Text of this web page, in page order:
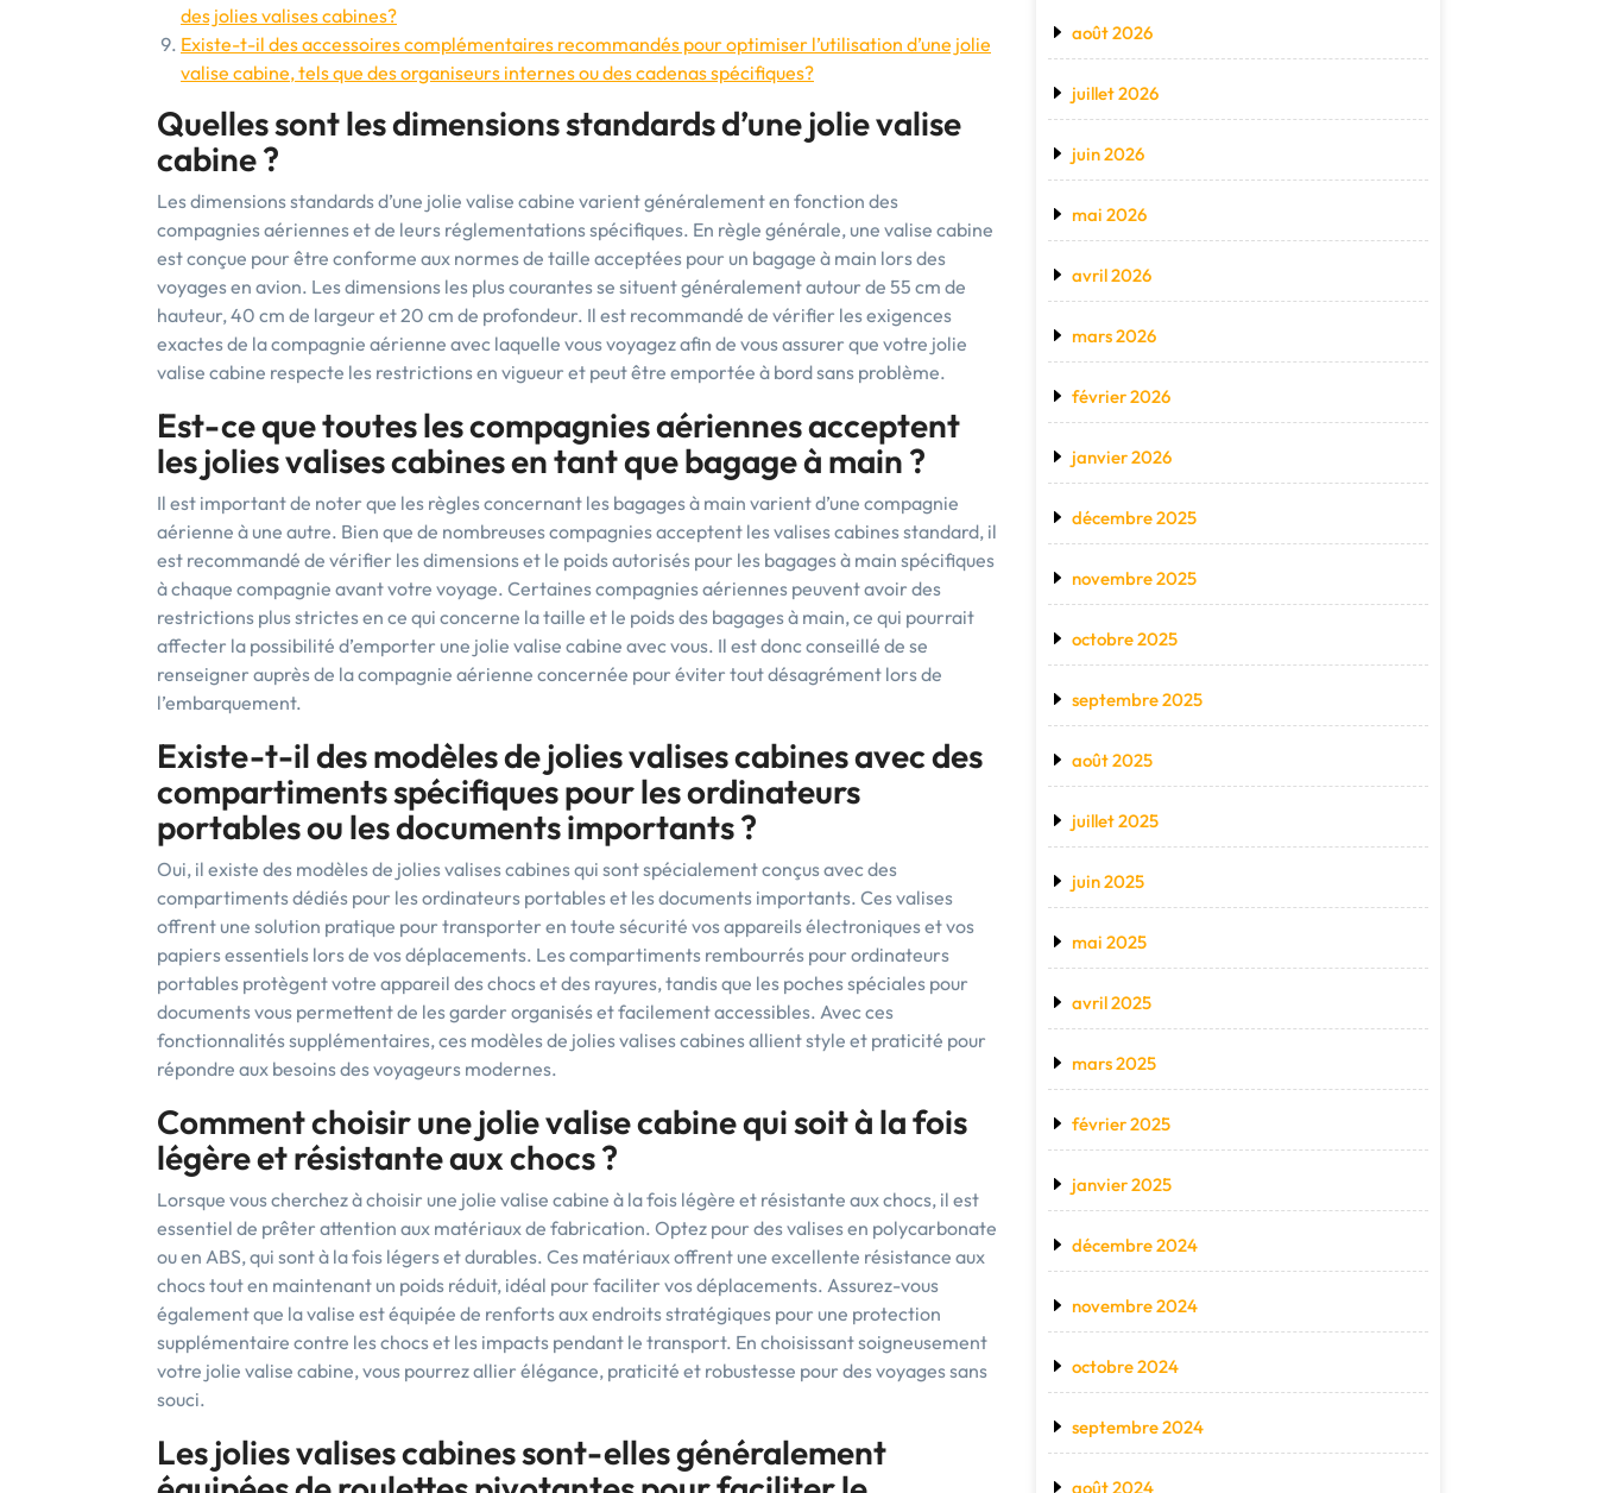
des jolies valises cabines?
Existe-t-il des accessoires complémentaires recommandés pour optimiser l’utilisation d’une jolie
valise cabine, tels que des organiseurs internes ou des cadenas spécifiques?
Quelles sont les dimensions standards d’une jolie valise
cabine ?
Les dimensions standards d’une jolie valise cabine varient généralement en fonction des
compagnies aériennes et de leurs réglementations spécifiques. En règle générale, une valise cabine
est conçue pour être conforme aux normes de taille acceptées pour un bagage à main lors des
voyages en avion. Les dimensions les plus courantes se situent généralement autour de 55 cm de
hauteur, 40 cm de largeur et 20 cm de profondeur. Il est recommandé de vérifier les exigences
exactes de la compagnie aérienne avec laquelle vous voyagez afin de vous assurer que votre jolie
valise cabine respecte les restrictions en vigueur et peut être emportée à bord sans problème.
Est-ce que toutes les compagnies aériennes acceptent
les jolies valises cabines en tant que bagage à main ?
Il est important de noter que les règles concernant les bagages à main varient d’une compagnie
aérienne à une autre. Bien que de nombreuses compagnies acceptent les valises cabines standard, il
est recommandé de vérifier les dimensions et le poids autorisés pour les bagages à main spécifiques
à chaque compagnie avant votre voyage. Certaines compagnies aériennes peuvent avoir des
restrictions plus strictes en ce qui concerne la taille et le poids des bagages à main, ce qui pourrait
affecter la possibilité d’emporter une jolie valise cabine avec vous. Il est donc conseillé de se
renseigner auprès de la compagnie aérienne concernée pour éviter tout désagrément lors de
l’embarquement.
Existe-t-il des modèles de jolies valises cabines avec des
compartiments spécifiques pour les ordinateurs
portables ou les documents importants ?
Oui, il existe des modèles de jolies valises cabines qui sont spécialement conçus avec des
compartiments dédiés pour les ordinateurs portables et les documents importants. Ces valises
offrent une solution pratique pour transporter en toute sécurité vos appareils électroniques et vos
papiers essentiels lors de vos déplacements. Les compartiments rembourrés pour ordinateurs
portables protègent votre appareil des chocs et des rayures, tandis que les poches spéciales pour
documents vous permettent de les garder organisés et facilement accessibles. Avec ces
fonctionnalités supplémentaires, ces modèles de jolies valises cabines allient style et praticité pour
répondre aux besoins des voyageurs modernes.
Comment choisir une jolie valise cabine qui soit à la fois
légère et résistante aux chocs ?
Lorsque vous cherchez à choisir une jolie valise cabine à la fois légère et résistante aux chocs, il est
essentiel de prêter attention aux matériaux de fabrication. Optez pour des valises en polycarbonate
ou en ABS, qui sont à la fois légers et durables. Ces matériaux offrent une excellente résistance aux
chocs tout en maintenant un poids réduit, idéal pour faciliter vos déplacements. Assurez-vous
également que la valise est équipée de renforts aux endroits stratégiques pour une protection
supplémentaire contre les chocs et les impacts pendant le transport. En choisissant soigneusement
votre jolie valise cabine, vous pourrez allier élégance, praticité et robustesse pour des voyages sans
souci.
Les jolies valises cabines sont-elles généralement
août 2026
juillet 2026
juin 2026
mai 2026
avril 2026
mars 2026
février 2026
janvier 2026
décembre 2025
novembre 2025
octobre 2025
septembre 2025
août 2025
juillet 2025
juin 2025
mai 2025
avril 2025
mars 2025
février 2025
janvier 2025
décembre 2024
novembre 2024
octobre 2024
septembre 2024
août 2024